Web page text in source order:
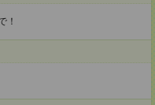
！